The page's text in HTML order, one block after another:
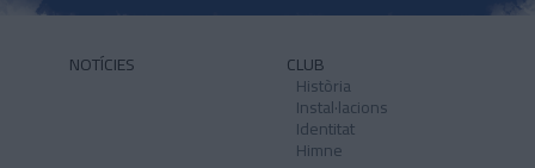
NOTÍCIES CLUB
Història
Instal·lacions
Identitat
Himne